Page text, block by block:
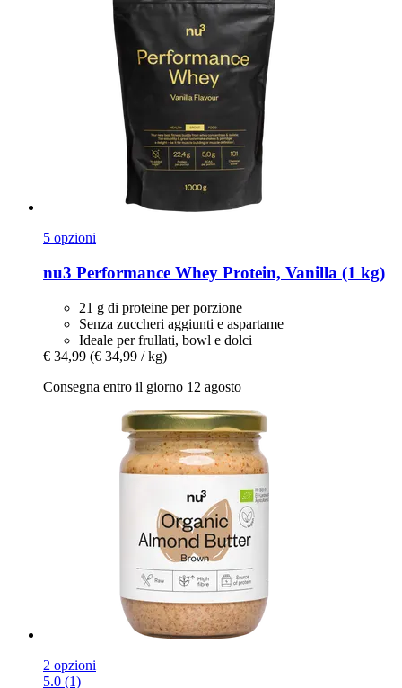
5 opzioni
nu3 Performance Whey Protein, Vanilla (1 kg)
21 g di proteine per porzione
Senza zuccheri aggiunti e aspartame
Ideale per frullati, bowl e dolci
€ 34,99 (€ 34,99 / kg)
Consegna entro il giorno 12 agosto
2 opzioni
5.0 (1)